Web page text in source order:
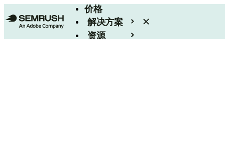
价格
解决方案
资源